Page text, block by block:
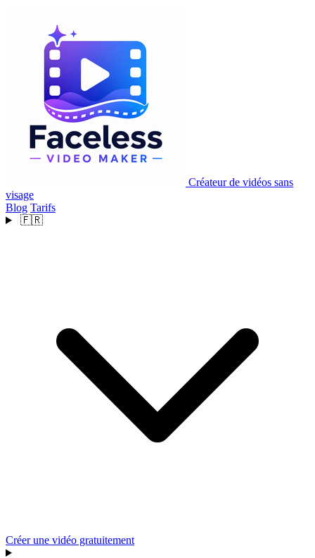
Créateur de vidéos sans
visage
Blog Tarifs
🇫🇷
Créer une vidéo gratuitement